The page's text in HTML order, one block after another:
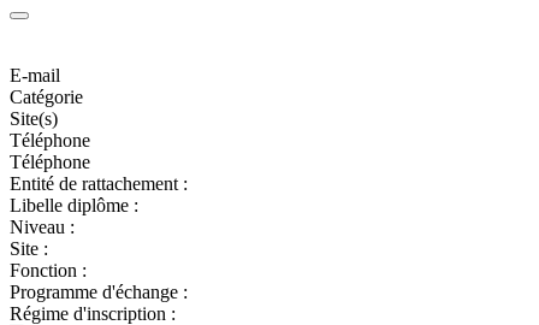
E-mail
Catégorie
Site(s)
Téléphone
Téléphone
Entité de rattachement :
Libelle diplôme :
Niveau :
Site :
Fonction :
Programme d'échange :
Régime d'inscription :